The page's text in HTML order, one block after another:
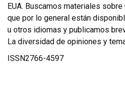
EUA. Buscamos materiales
que por lo general están
u otros idiomas y publicamos
La diversidad de opiniones y
ISSN2766-4597